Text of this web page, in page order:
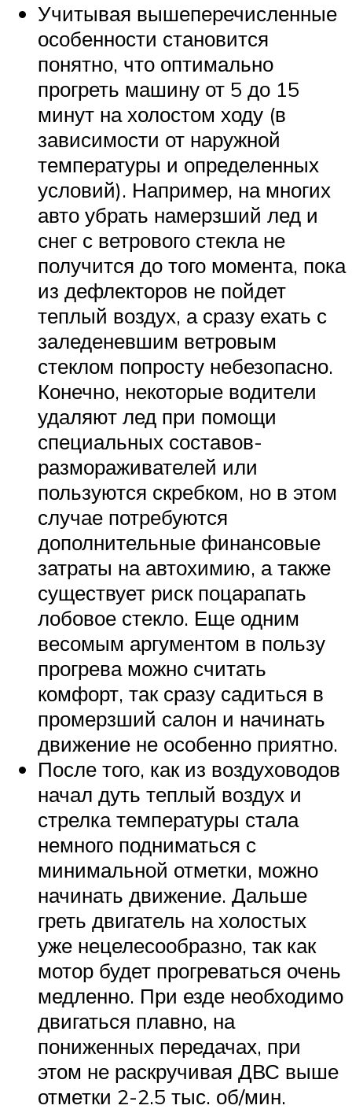
Учитывая вышеперечисленные
особенности становится
понятно, что оптимально
прогреть машину от 5 до 15
минут на холостом ходу (в
зависимости от наружной
температуры и определенных
условий). Например, на многих
авто убрать намерзший лед и
снег с ветрового стекла не
получится до того момента, пока
из дефлекторов не пойдет
теплый воздух, а сразу ехать с
заледеневшим ветровым
стеклом попросту небезопасно.
Конечно, некоторые водители
удаляют лед при помощи
специальных составов-
размораживателей или
пользуются скребком, но в этом
случае потребуются
дополнительные финансовые
затраты на автохимию, а также
существует риск поцарапать
лобовое стекло. Еще одним
весомым аргументом в пользу
прогрева можно считать
комфорт, так сразу садиться в
промерзший салон и начинать
движение не особенно приятно.
После того, как из воздуховодов
начал дуть теплый воздух и
стрелка температуры стала
немного подниматься с
минимальной отметки, можно
начинать движение. Дальше
греть двигатель на холостых
уже нецелесообразно, так как
мотор будет прогреваться очень
медленно. При езде необходимо
двигаться плавно, на
пониженных передачах, при
этом не раскручивая ДВС выше
отметки 2-2.5 тыс. об/мин.